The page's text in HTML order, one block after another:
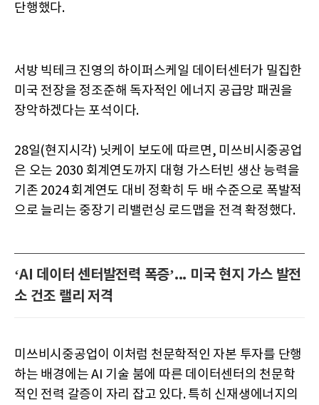
단행했다.
서방 빅테크 진영의 하이퍼스케일 데이터센터가 밀집한
미국 전장을 정조준해 독자적인 에너지 공급망 패권을
장악하겠다는 포석이다.
28일(현지시각) 닛케이 보도에 따르면, 미쓰비시중공업
은 오는 2030 회계연도까지 대형 가스터빈 생산 능력을
기존 2024 회계연도 대비 정확히 두 배 수준으로 폭발적
으로 늘리는 중장기 리밸런싱 로드맵을 전격 확정했다.
‘AI 데이터 센터발전력 폭증’... 미국 현지 가스 발전
소 건조 랠리 저격
미쓰비시중공업이 이처럼 천문학적인 자본 투자를 단행
하는 배경에는 AI 기술 붐에 따른 데이터센터의 천문학
적인 전력 갈증이 자리 잡고 있다. 특히 신재생에너지의